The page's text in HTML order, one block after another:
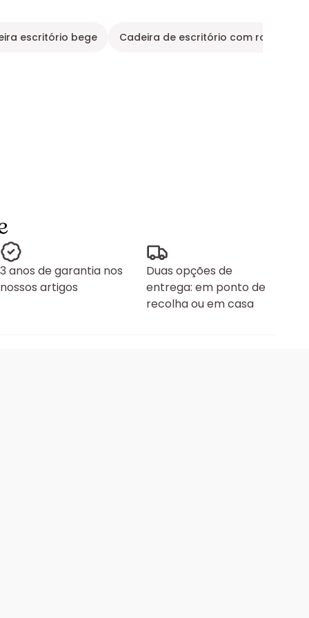
escritório bege Cadeira de escritório com rodinhas
3 anos de garantia nos
nossos artigos
Duas opções de
entrega: em ponto de
recolha ou em casa